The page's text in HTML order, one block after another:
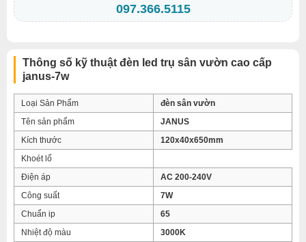
097.366.5115
Thông số kỹ thuật đèn led trụ sân vườn cao cấp
janus-7w
Loại Sản Phẩm
đèn sân vườn
Tên sản phẩm
JANUS
Kích thước
120x40x650mm
Khoét lổ
Điện áp
AC 200-240V
Công suất
7W
Chuẩn ip
65
Nhiệt độ màu
3000K